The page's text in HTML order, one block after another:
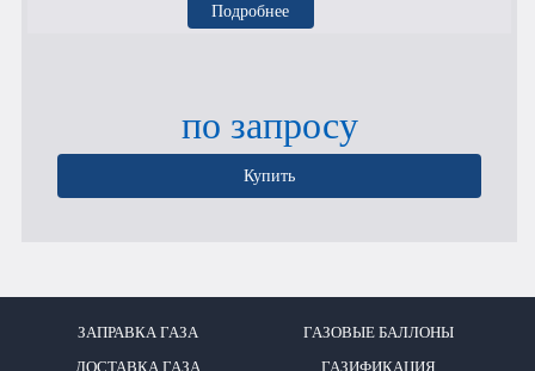
Подробнее
по запросу
Купить
ЗАПРАВКА ГАЗА ГАЗОВЫЕ БАЛЛОНЫ
ДОСТАВКА ГАЗА ГАЗИФИКАЦИЯ